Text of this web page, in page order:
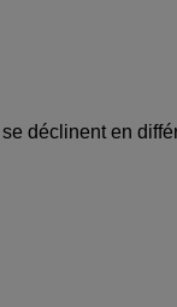
déclinent en